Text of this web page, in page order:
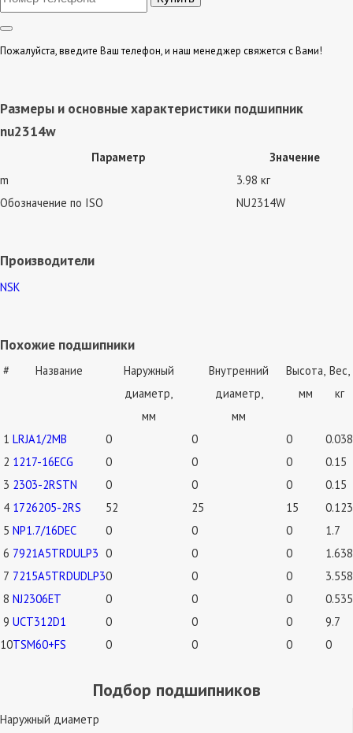
Пожалуйста, введите Ваш телефон, и наш менеджер свяжется с Вами!
Размеры и основные характеристики подшипник
nu2314w
Параметр
Значение
m
3.98 кг
Обозначение по ISO
NU2314W
Производители
NSK
Похожие подшипники
# Название
Наружный
диаметр,
мм
Внутренний
диаметр,
мм
Высота,
мм
Вес,
кг
1 LRJA1/2MB 0 0 0
0.038
2 1217-16ECG 0 0 0
0.15
3 2303-2RSTN 0 0 0
0.15
4 1726205-2RS 52 25 15
0.123
5 NP1.7/16DEC 0 0 0
1.7
6 7921A5TRDULP3 0 0 0
1.638
7 7215A5TRDUDLP30 0 0
3.558
8 NJ2306ET 0 0 0
0.535
9 UCT312D1 0 0 0
9.7
10TSM60+FS 0 0 0 0
Подбор подшипников
Наружный диаметр